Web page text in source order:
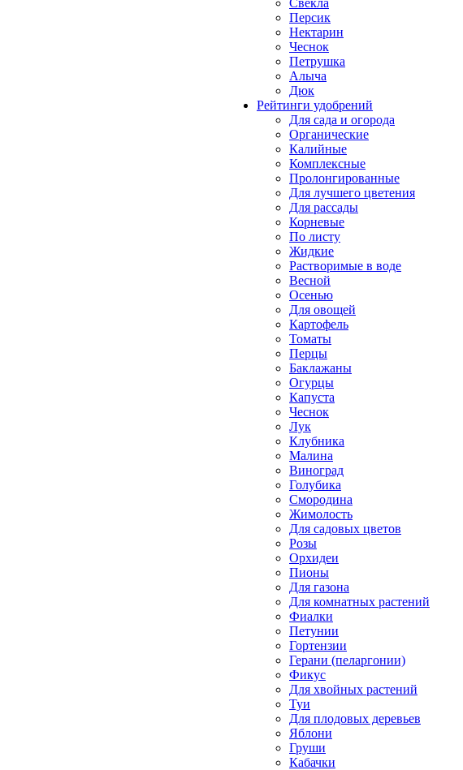
Свекла
Персик
Нектарин
Чеснок
Петрушка
Алыча
Дюк
Рейтинги удобрений
Для сада и огорода
Органические
Калийные
Комплексные
Пролонгированные
Для лучшего цветения
Для рассады
Корневые
По листу
Жидкие
Растворимые в воде
Весной
Осенью
Для овощей
Картофель
Томаты
Перцы
Баклажаны
Огурцы
Капуста
Чеснок
Лук
Клубника
Малина
Виноград
Голубика
Смородина
Жимолость
Для садовых цветов
Розы
Орхидеи
Пионы
Для газона
Для комнатных растений
Фиалки
Петунии
Гортензии
Герани (пеларгонии)
Фикус
Для хвойных растений
Туи
Для плодовых деревьев
Яблони
Груши
Кабачки